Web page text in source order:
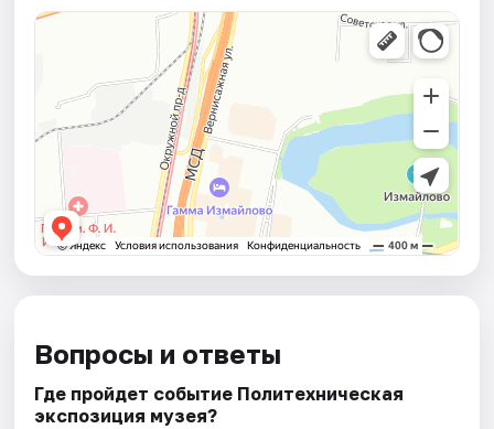
Вопросы и ответы
Где пройдет событие Политехническая
экспозиция музея?